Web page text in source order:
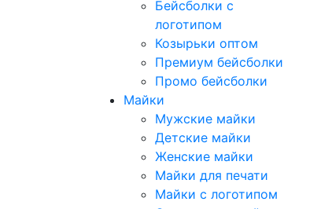
Бейсболки с
логотипом
Козырьки оптом
Премиум бейсболки
Промо бейсболки
Майки
Мужские майки
Детские майки
Женские майки
Майки для печати
Майки с логотипом